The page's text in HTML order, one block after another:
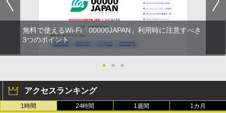
無料で使えるWi-Fi「00000JAPAN」利用時に注意すべき
3つのポイント
● ● ●
アクセスランキング
1時間 24時間 1週間 1カ月